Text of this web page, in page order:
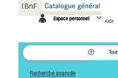
Espace personnel Aide
Tout
Recherche avancée
Panneau de gestion des cookies